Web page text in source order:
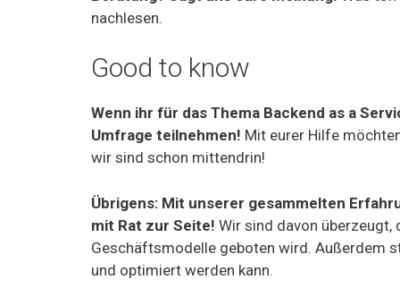
nachlesen.
Good to know
Wenn ihr für das Thema Backend as a
Umfrage teilnehmen! Mit eurer Hilfe
wir sind schon mittendrin!
Übrigens: Mit unserer gesammelten
mit Rat zur Seite! Wir sind davon
Geschäftsmodelle geboten wird. Außerdem
und optimiert werden kann.